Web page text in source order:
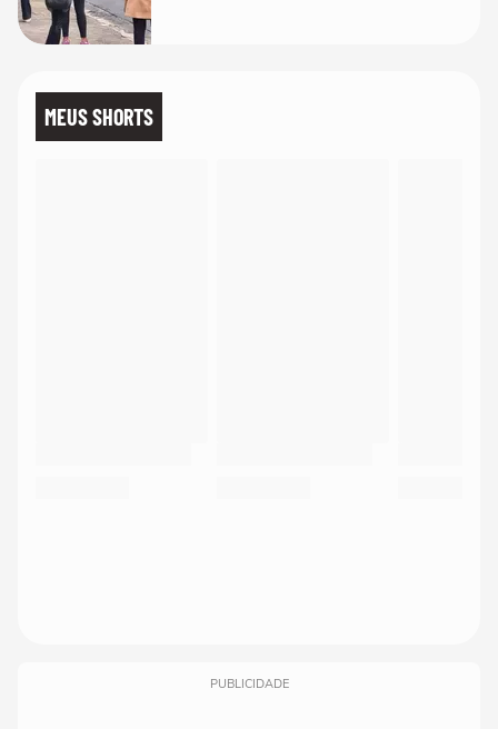
MEUS SHORTS
PUBLICIDADE